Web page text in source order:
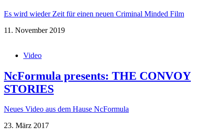
Es wird wieder Zeit für einen neuen Criminal Minded Film
11. November 2019
Video
NcFormula presents: THE CONVOY
STORIES
Neues Video aus dem Hause NcFormula
23. März 2017